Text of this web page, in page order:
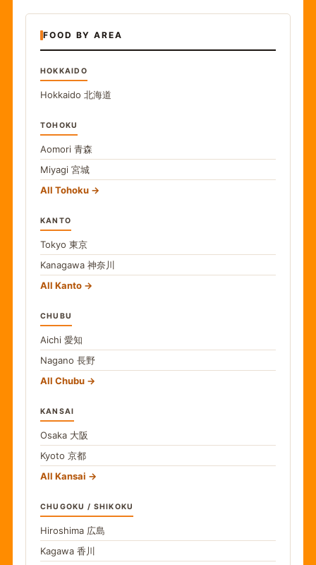
FOOD BY AREA
HOKKAIDO
Hokkaido 北海道
TOHOKU
Aomori 青森
Miyagi 宮城
All Tohoku
KANTO
Tokyo 東京
Kanagawa 神奈川
All Kanto
CHUBU
Aichi 愛知
Nagano 長野
All Chubu
KANSAI
Osaka 大阪
Kyoto 京都
All Kansai
CHUGOKU / SHIKOKU
Hiroshima 広島
Kagawa 香川